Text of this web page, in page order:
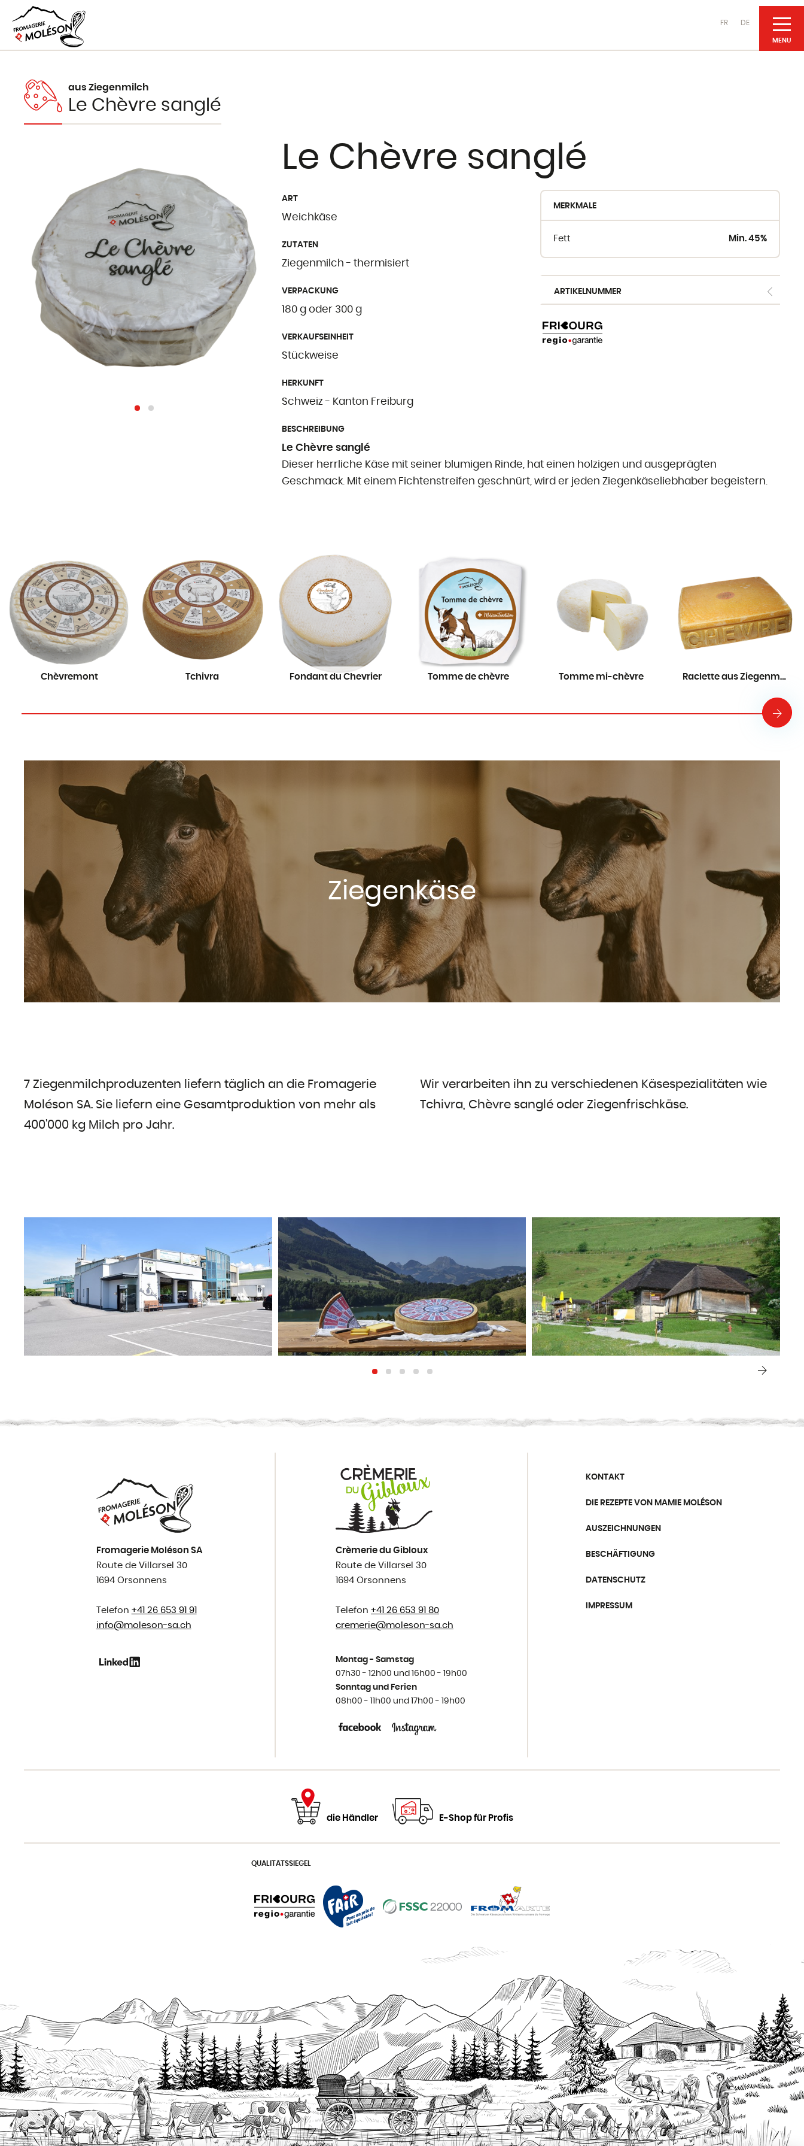
FR DE
Molkereiprodukte
aus Ziegenmilch
aus Ziegenmilch
Le Chèvre sanglé
Le Chèvre sanglé
ART
Weichkäse
ZUTATEN
Ziegenmilch - thermisiert
VERPACKUNG
180 g oder 300 g
VERKAUFSEINHEIT
Stückweise
HERKUNFT
Schweiz - Kanton Freiburg
MERKMALE
Fett Min. 45%
ARTIKELNUMMER
BESCHREIBUNG
Le Chèvre sanglé
Dieser herrliche Käse mit seiner blumigen Rinde, hat einen holzigen und ausgeprägten
Geschmack. Mit einem Fichtenstreifen geschnürt, wird er jeden Ziegenkäseliebhaber begeistern.
Chèvremont Tchivra Fondant du Chevrier Tomme de chèvre Tomme mi-chèvre Raclette aus Ziegenmilch
Ziegenkäse
7 Ziegenmilchproduzenten liefern täglich an die Fromagerie
Moléson SA. Sie liefern eine Gesamtproduktion von mehr als
400'000 kg Milch pro Jahr.
Wir verarbeiten ihn zu verschiedenen Käsespezialitäten wie
Tchivra, Chèvre sanglé oder Ziegenfrischkäse.
Fromagerie Moléson SA
Route de Villarsel 30
1694 Orsonnens
Telefon +41 26 653 91 91
info@moleson-sa.ch
Crèmerie du Gibloux
Route de Villarsel 30
1694 Orsonnens
Telefon +41 26 653 91 80
cremerie@moleson-sa.ch
Montag - Samstag
07h30 - 12h00 und 16h00 - 19h00
Sonntag und Ferien
08h00 - 11h00 und 17h00 - 19h00
KONTAKT
DIE REZEPTE VON MAMIE MOLÉSON
AUSZEICHNUNGEN
BESCHÄFTIGUNG
DATENSCHUTZ
IMPRESSUM
die Händler E-Shop für Profis
QUALITÄTSSIEGEL